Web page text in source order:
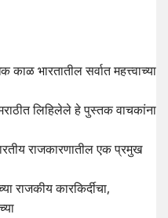
भारतातील सर्वात महत्त्वाच्या
लिहिलेले हे पुस्तक वाचकांना
राजकारणातील एक प्रमुख
राजकीय कारकिर्दीचा,